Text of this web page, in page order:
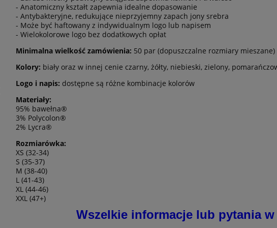
Skarpety BAMBUSOWE "L"
Cena regularna:
Najniższa cena:
Stopki BAMBUSOWE "M"
- Anatomiczny kształt zapewnia idealne dopasowanie
- Antybakteryjne, redukujące nieprzyjemny zapach jony srebra
- Może być haftowany z indywidualnym logo lub napisem
- Wielokolorowe logo bez dodatkowych opłat
Minimalna wielkość zamówienia: 50 par (dopuszczalne rozmiary mieszane)
Kolory: biały oraz w innej cenie czarny, żółty, niebieski, zielony,
Logo i napis: dostępne są różne kombinacje kolorów
Materiały:
95% bawełna®
3% Polycolon®
2% Lycra®
Rozmiarówka:
XS (32-34)
S (35-37)
M (38-40)
L (41-43)
XL (44-46)
XXL (47+)
Wszelkie informacje lub pytania